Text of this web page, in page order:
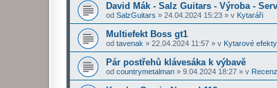
David Mák - Salz Guitars - Výroba -
od SalzGuitars » 24.04.2024 15:23 » v Kytaráři
Multiefekt Boss gt1
od tavenak » 22.04.2024 11:57 » v Kytarové efekty
Pár postřehů klávesáka k výbavě
od countrymetalman » 9.04.2024 18:27 » v